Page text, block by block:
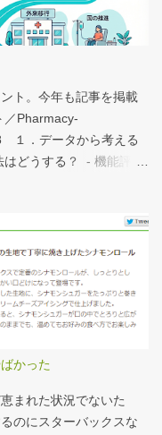
だけでも十分興味深い
いると、比較整理しや
館（こくしのたち）を
分かりづらいはずだ。
イズの模型なので、そ
新聞記事（ （まちの記
デジタル ）を見れば、
しれない。しかし、ヒ
なポジションが分かり
っているので大きさを
タバコの箱を横に並べ
のご時世、タバコはNG
ト。今年も記事を掲載
／Pharmacy-
１．データから考える
どうする？ - 機能評価
うやく見直されるよう
？というのが記事の主
頃、各方面から「話が長
AIが話した方がよいと
かった
まれた状況でないた
のにスターバックスな